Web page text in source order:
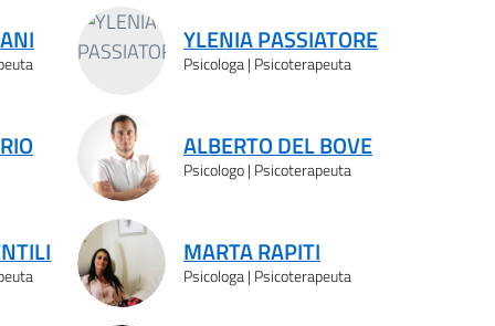
YLENIA PASSIATORE
Psicologa | Psicoterapeuta
ALBERTO DEL BOVE
Psicologo | Psicoterapeuta
MARTA RAPITI
Psicologa | Psicoterapeuta